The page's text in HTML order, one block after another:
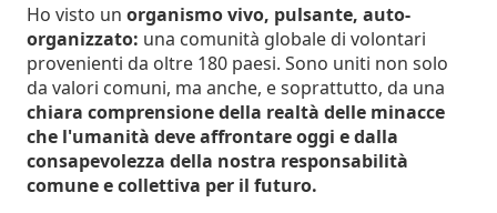
Ho visto un organismo vivo, pulsante, auto-
organizzato: una comunità globale di volontari
provenienti da oltre 180 paesi. Sono uniti non solo
da valori comuni, ma anche, e soprattutto, da una
chiara comprensione della realtà delle minacce
che l'umanità deve affrontare oggi e dalla
consapevolezza della nostra responsabilità
comune e collettiva per il futuro.